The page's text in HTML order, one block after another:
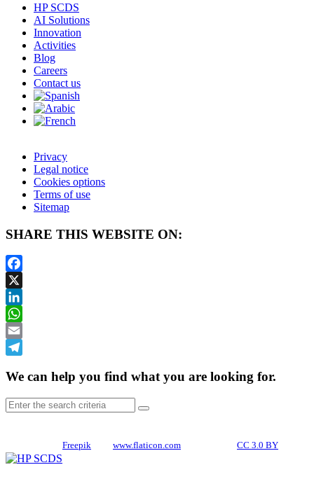
HP SCDS
AI Solutions
Innovation
Activities
Blog
Careers
Contact us
Privacy
Legal notice
Cookies options
Terms of use
Sitemap
SHARE THIS WEBSITE ON:
Facebook
X
LinkedIn
WhatsApp
Email
We can help you find what you are looking for.
Freepik www.flaticon.com CC 3.0 BY